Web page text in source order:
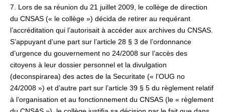
7. Lors de sa réunion du 21 juillet 2009, le collège de direction
du CNSAS (« le collège ») décida de retirer au requérant
l’accréditation qui l’autorisait à accéder aux archives du CNSAS.
S’appuyant d’une part sur l’article 28 § 3 de l’ordonnance
d’urgence du gouvernement no 24/2008 sur l’accès des
citoyens à leur dossier personnel et la divulgation
(deconspirarea) des actes de la Securitate (« l’OUG no
24/2008 ») et d’autre part sur l’article 39 § 5 du règlement relatif
à l’organisation et au fonctionnement du CNSAS (le « règlement